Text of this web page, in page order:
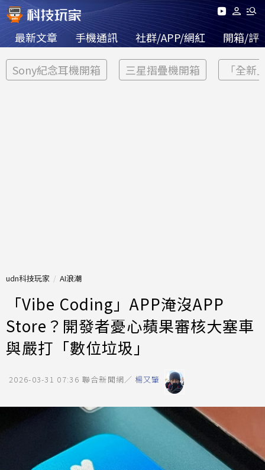
最新文章 手機通訊 社群/APP/網紅 開箱/評
Sony紀念耳機開箱 三星摺疊機開箱 「全新
udn科技玩家 AI浪潮
「Vibe Coding」APP淹沒APP
Store？開發者憂心蘋果審核大塞車
與嚴打「數位垃圾」
2026-03-31 07:36 聯合新聞網／ 楊又肇